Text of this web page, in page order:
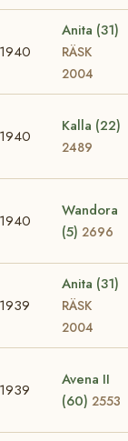
1940
Anita (31)
RÄSK
2004
1940
Kalla (22)
2489
1940
Wandora
(5) 2696
1939
Anita (31)
RÄSK
2004
1939
Avena II
(60) 2553